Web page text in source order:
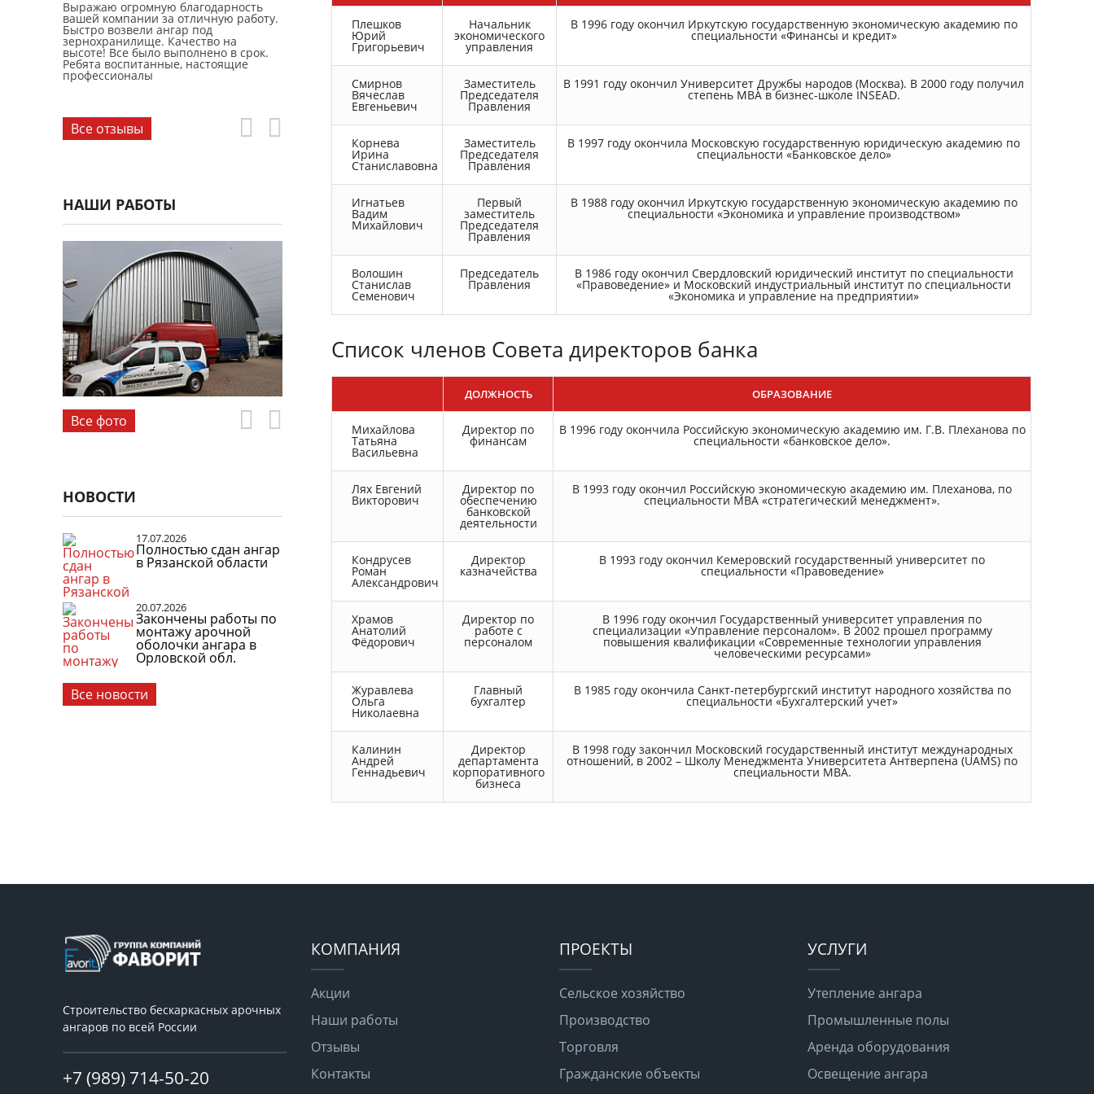
Выражаю огромную благодарность
вашей компании за отличную работу.
Быстро возвели ангар под
зернохранилище. Качество на
высоте! Все было выполнено в срок.
Ребята воспитанные, настоящие
профессионалы
Заказывал производство и монтаж
склада. Все сделано качественно и
быстро. Отдельное спасибо Юрию
Константиновичу.
Строительство коровника. Спасибо за
работу. Все отлично. Менеджеру
Ирине отдельное спасибо, за
понимание и вежливое обращение.
Долго выбирал компанию для
строительства бескаркасного ангара
под магазин. Остановил свой выбор
на Вашей. Ну что могу сказать. Цены
качественные, работа на 5. Проверил
все лично по уровню. Все ровно.
Крепко. Буду рекомендовать Вас
своим знакомым.
Построили мне
Попал под акцию. Работу
профессионально и
Все отзывы
НАШИ РАБОТЫ
Все фото
НОВОСТИ
17.07.2026
Полностью сдан ангар
в Рязанской области
20.07.2026
Закончены работы по
монтажу арочной
оболочки ангара в
Орловской обл.
Все новости
Плешков
Юрий
Григорьевич
Начальник
экономического
управления
В 1996 году окончил Иркутскую государственную экономическую академию по
специальности «Финансы и кредит»
Смирнов
Вячеслав
Евгеньевич
Заместитель
Председателя
Правления
В 1991 году окончил Университет Дружбы народов (Москва). В 2000 году получил
степень MBA в бизнес-школе INSEAD.
Корнева
Ирина
Станиславовна
Заместитель
Председателя
Правления
В 1997 году окончила Московскую государственную юридическую академию по
специальности «Банковское дело»
Игнатьев
Вадим
Михайлович
Первый
заместитель
Председателя
Правления
В 1988 году окончил Иркутскую государственную экономическую академию по
специальности «Экономика и управление производством»
Волошин
Станислав
Семенович
Председатель
Правления
В 1986 году окончил Свердловский юридический институт по специальности
«Правоведение» и Московский индустриальный институт по специальности
«Экономика и управление на предприятии»
Список членов Совета директоров банка
ДОЛЖНОСТЬ ОБРАЗОВАНИЕ
Михайлова
Татьяна
Васильевна
Директор по
финансам
В 1996 году окончила Российскую экономическую академию им. Г.В. Плеханова по
специальности «банковское дело».
Лях Евгений
Викторович
Директор по
обеспечению
банковской
деятельности
В 1993 году окончил Российскую экономическую академию им. Плеханова, по
специальности МВА «стратегический менеджмент».
Кондрусев
Роман
Александрович
Директор
казначейства
В 1993 году окончил Кемеровский государственный университет по
специальности «Правоведение»
Храмов
Анатолий
Фёдорович
Директор по
работе с
персоналом
В 1996 году окончил Государственный университет управления по
специализации «Управление персоналом». В 2002 прошел программу
повышения квалификации «Современные технологии управления
человеческими ресурсами»
Журавлева
Ольга
Николаевна
Главный
бухгалтер
В 1985 году окончила Санкт-петербургский институт народного хозяйства по
специальности «Бухгалтерский учет»
Калинин
Андрей
Геннадьевич
Директор
департамента
корпоративного
бизнеса
В 1998 году закончил Московский государственный институт международных
отношений, в 2002 – Школу Менеджмента Университета Антверпена (UAMS) по
специальности MBA.
Строительство бескаркасных арочных
ангаров по всей России
+7 (989) 714-50-20
КОМПАНИЯ
Акции
Наши работы
Отзывы
Контакты
ПРОЕКТЫ
Сельское хозяйство
Производство
Торговля
Гражданские объекты
УСЛУГИ
Утепление ангара
Промышленные полы
Аренда оборудования
Освещение ангара